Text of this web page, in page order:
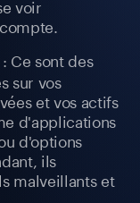
voir
: Ce sont des
sur vos
et vos actifs
d'applications
d'options
ils
malveillants et